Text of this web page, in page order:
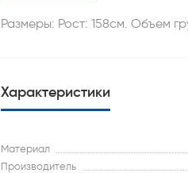
Размеры: Рост: 158см. Объем
Характеристики
Материал
Производитель